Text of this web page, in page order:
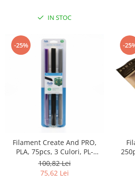
IN STOC
-25%
Filament Create And PRO,
PLA, 75pcs, 3 Culori, PL-
NIGHT-75
100,82 Lei
75,62 Lei
-